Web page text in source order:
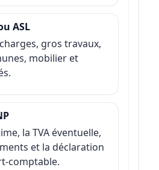
ASL
gros travaux,
mobilier et
la TVA éventuelle,
et la déclaration
comptable.